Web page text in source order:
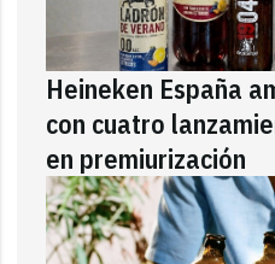
Heineken España
con cuatro
en premiurización